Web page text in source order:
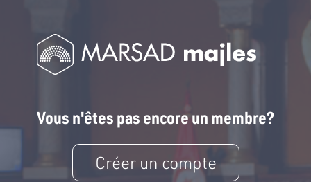
Vous n'êtes pas encore un membre?
Créer un compte